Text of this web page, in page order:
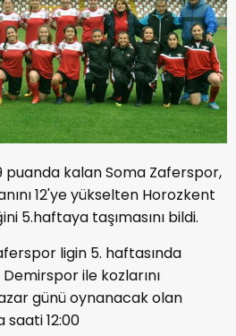
puanda kalan Soma Zaferspor,
12'ye yükselten Horozkent
5.haftaya taşımasını bildi.
ligin 5. haftasında
ile kozlarını
günü oynanacak olan
saati 12:00